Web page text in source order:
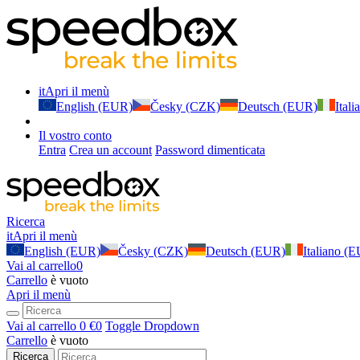
itApri il menù
English (EUR)
Česky (CZK) Deutsch (EUR)
Il vostro conto
Entra Crea un account Password dimenticata
Ricerca
itApri il menù
English (EUR)
Česky (CZK) Deutsch (EUR)
Italiano
Vai al carrello0
Carrello è vuoto
Apri il menù
Vai al carrello 0 €0 Toggle Dropdown
Carrello è vuoto
Ricerca